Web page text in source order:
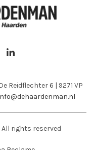
Reidflechter 6 | 9271 VP
All rights reserved